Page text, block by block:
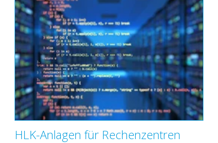
HLK-Anlagen für Rechenzentren